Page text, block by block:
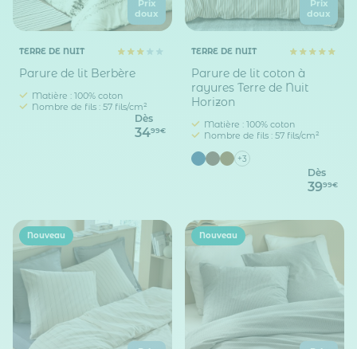
Prix
doux
TERRE DE NUIT
Parure de lit Berbère
Matière : 100% coton
Nombre de fils : 57 fils/cm²
Dès
3499€
Prix
doux
TERRE DE NUIT
Parure de lit coton à
rayures Terre de Nuit
Horizon
Matière : 100% coton
Nombre de fils : 57 fils/cm²
+3
Dès
3999€
Nouveau Nouveau